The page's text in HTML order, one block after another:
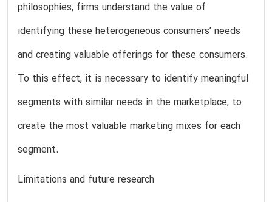
philosophies, firms understand the value of
identifying these heterogeneous consumers’ needs
and creating valuable offerings for these consumers.
To this effect, it is necessary to identify meaningful
segments with similar needs in the marketplace, to
create the most valuable marketing mixes for each
segment.
Limitations and future research